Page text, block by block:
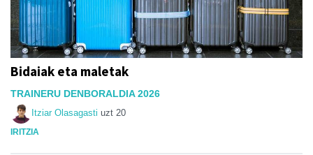
Bidaiak eta maletak
TRAINERU DENBORALDIA 2026
Itziar Olasagasti uzt 20
IRITZIA